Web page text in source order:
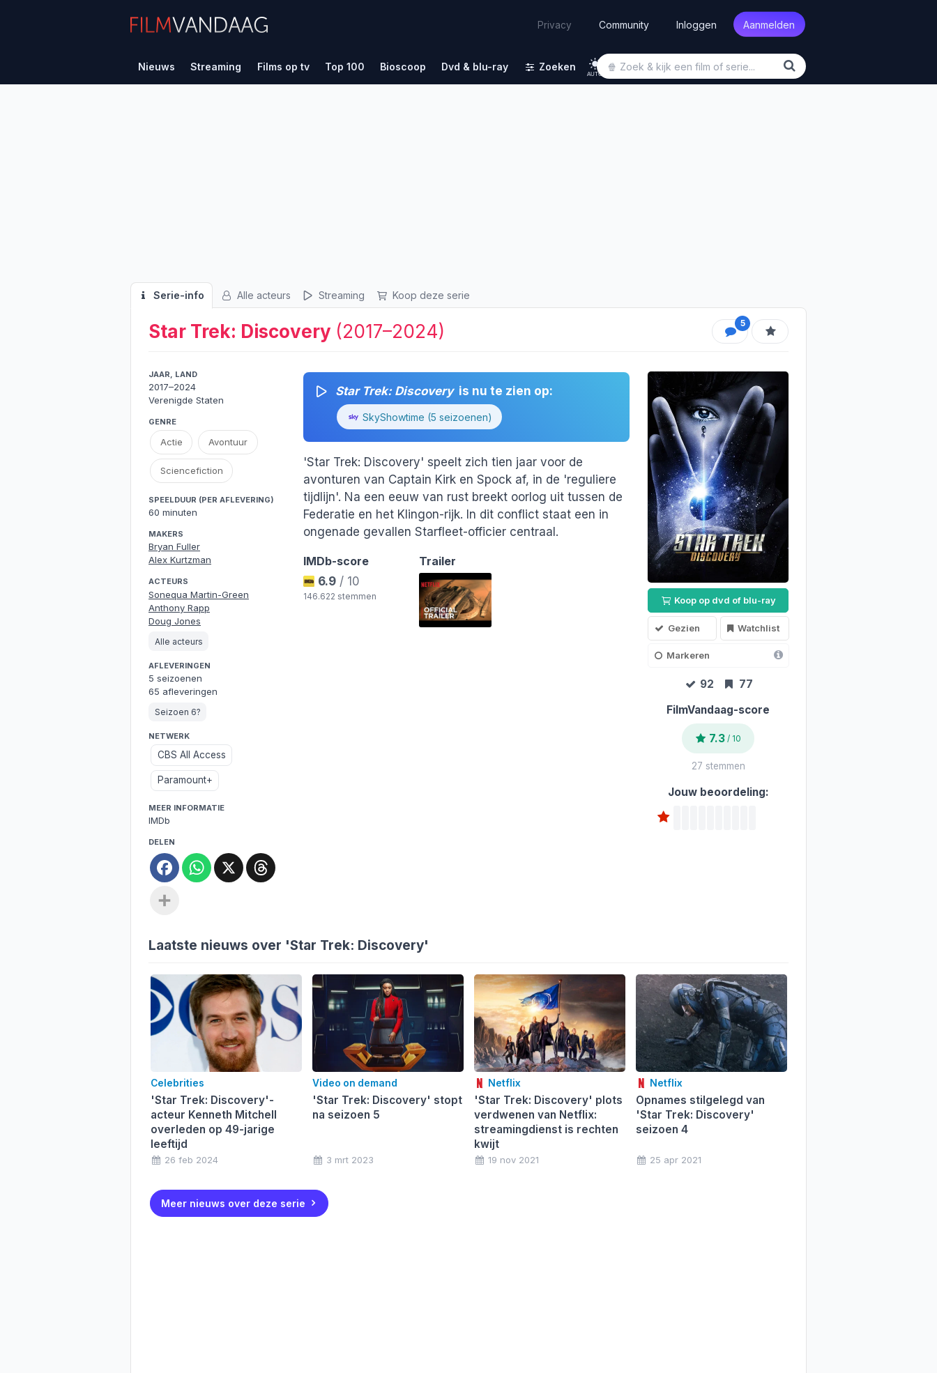
Privacy Community Inloggen Aanmelden
Nieuws Streaming Films op tv Top 100 Bioscoop Dvd & blu-ray Zoeken
AUTO
Serie-info Alle acteurs Streaming Koop deze serie
5
Star Trek: Discovery (2017–2024)
JAAR, LAND
2017–2024
Verenigde Staten
GENRE
Actie Avontuur
Sciencefiction
SPEELDUUR (PER AFLEVERING)
60 minuten
MAKERS
Bryan Fuller
Alex Kurtzman
ACTEURS
Sonequa Martin-Green
Anthony Rapp
Doug Jones
Alle acteurs
AFLEVERINGEN
5 seizoenen
65 afleveringen
Seizoen 6?
NETWERK
CBS All Access
Paramount+
MEER INFORMATIE
IMDb
DELEN
FacebookWhatsApp
X
Star Trek: Discovery is nu te zien op:
SkyShowtime (5 seizoenen)
'Star Trek: Discovery' speelt zich tien jaar voor de
avonturen van Captain Kirk en Spock af, in de 'reguliere
tijdlijn'. Na een eeuw van rust breekt oorlog uit tussen de
Federatie en het Klingon-rijk. In dit conflict staat een in
ongenade gevallen Starfleet-officier centraal.
IMDb-score
6.9 / 10
146.622 stemmen
Trailer
Koop op dvd of blu-ray
Gezien Watchlist
Markeren
92
77
FilmVandaag-score
7.3/ 10
27 stemmen
Jouw beoordeling:
Laatste nieuws over 'Star Trek: Discovery'
Celebrities
'Star Trek: Discovery'-
acteur Kenneth Mitchell
overleden op 49-jarige
leeftijd
26 feb 2024
Video on demand
'Star Trek: Discovery' stopt
na seizoen 5
3 mrt 2023
Netflix
'Star Trek: Discovery' plots
verdwenen van Netflix:
streamingdienst is rechten
kwijt
19 nov 2021
Netflix
Opnames stilgelegd van
'Star Trek: Discovery'
seizoen 4
25 apr 2021
Meer nieuws over deze serie